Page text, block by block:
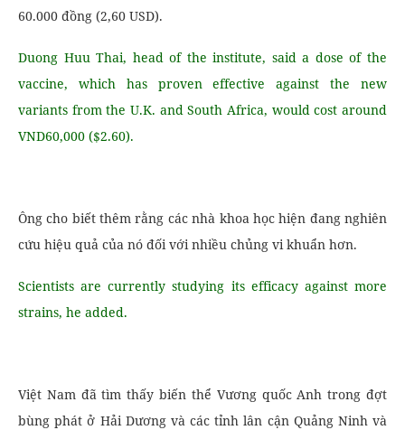
60.000 đồng (2,60 USD).
Duong Huu Thai, head of the institute, said a dose of the
vaccine, which has proven effective against the new
variants from the U.K. and South Africa, would cost around
VND60,000 ($2.60).
Ông cho biết thêm rằng các nhà khoa học hiện đang nghiên
cứu hiệu quả của nó đối với nhiều chủng vi khuẩn hơn.
Scientists are currently studying its efficacy against more
strains, he added.
Việt Nam đã tìm thấy biến thể Vương quốc Anh trong đợt
bùng phát ở Hải Dương và các tỉnh lân cận Quảng Ninh và